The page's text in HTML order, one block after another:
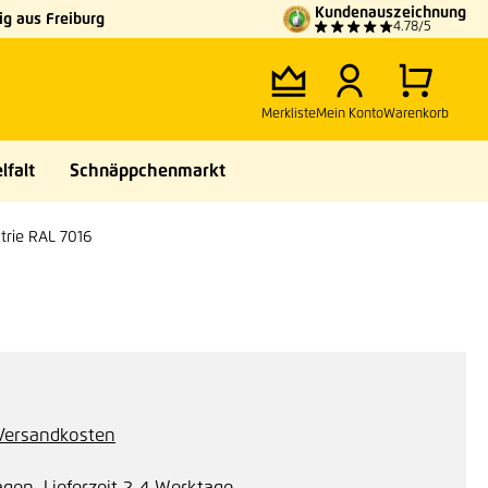
aus Freiburg Kundenauszeichnung
4.78/5
MerklisteMein KontoWarenkorb
Schnäppchenmarkt
RAL 7016